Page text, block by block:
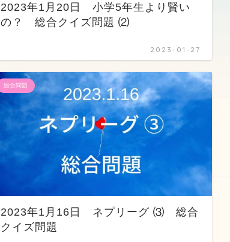
2023年1月20日 小学5年生より賢い
の？ 総合クイズ問題 ⑵
2023-01-27
総合問題
2023年1月16日 ネプリーグ ⑶ 総合
クイズ問題